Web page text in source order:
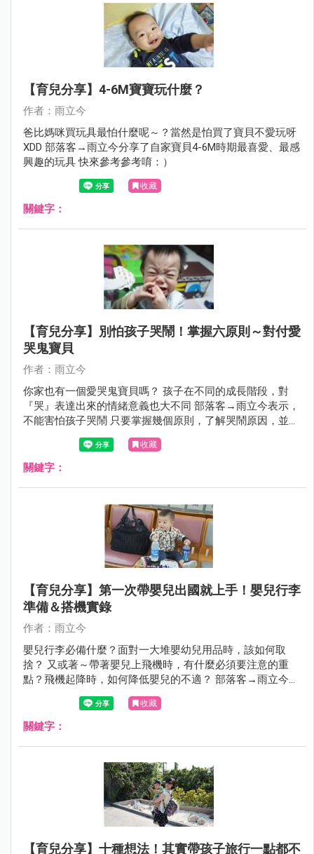
【育兒分享】4-6M寶寶玩什麼？
作者：雨立今
爸比媽咪買玩具最怕什麼呢～？當然是怕買了寶貝不愛玩呀
XDD 部落客→雨立今分享了自家寶貝4-6M時期最喜愛、最感
興趣的玩具 快來參考參考唷：）
收藏
關鍵字：
【育兒分享】別怕孩子哭鬧！掌握六原則～對付愛
哭鬼寶貝
作者：雨立今
你家也有一個愛哭鬼寶貝嗎？ 孩子在不同的成長階段，對
『哭』表達出來的情緒意義也大不同 部落客→雨立今表示，
不能害怕孩子哭鬧 只要掌握幾個原則，了解哭鬧原因，並與
孩子溫和的溝通 孩子的學習能力是很好的～必定能在情緒過
後而有所成長喔！
收藏
關鍵字：
【育兒分享】第一次帶嬰兒出國就上手！嬰兒行李
準備＆搭機實錄
作者：雨立今
嬰兒行李必備什麼？面對一大堆嬰幼兒用品時，該如何取
捨？ 又或著～帶著嬰兒上飛機時，有什麼必須要注意的重
點？飛機起降時，如何降低嬰兒的不適？ 部落客→雨立今要
來教媽咪們，如何第一次帶寶貝出國就上手喔！
收藏
關鍵字：
【育兒分享】十種想法！其實帶孩子旅行一點都不